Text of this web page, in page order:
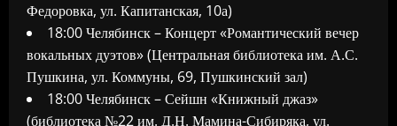
Федоровка, ул. Капитанская, 10а)
18:00 Челябинск – Концерт «Романтический вечер
вокальных дуэтов» (Центральная библиотека им. А.С.
Пушкина, ул. Коммуны, 69, Пушкинский зал)
18:00 Челябинск – Сейшн «Книжный джаз»
(библиотека №22 им. Д.Н. Мамина-Сибиряка, ул.